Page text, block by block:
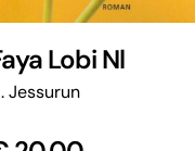
Lobi Nl
Jessurun